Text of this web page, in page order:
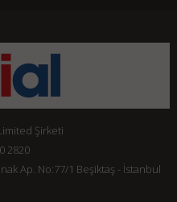
Şirketi
2820
Ap. No:77/1 Beşiktaş - İstanbul